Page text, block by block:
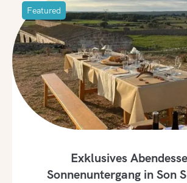
Featured
Exklusives
Sonnenuntergang in Son